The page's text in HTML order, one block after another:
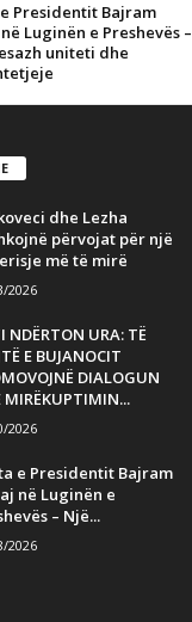
Presidentit Bajram
Luginën e Preshevës –
uniteti dhe
dhe Lezha
përvojat për një
më të mirë
2026
NDËRTON URA: TË
E BUJANOCIT
DIALOGUN
MIRËKUPTIMIN...
2026
e Presidentit Bajram
në Luginën e
– Një...
2026